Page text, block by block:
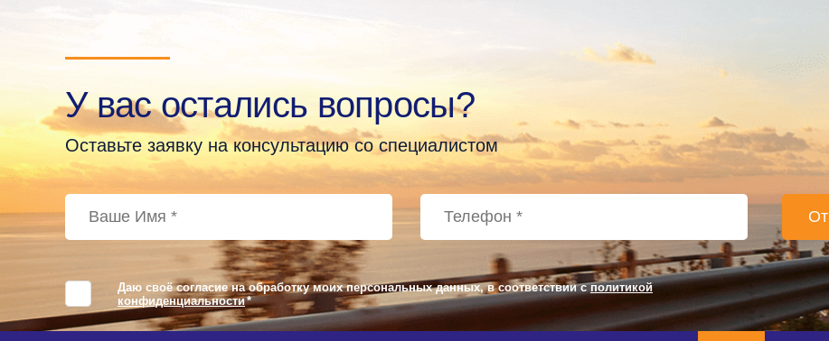
У вас остались вопросы?
Оставьте заявку на консультацию со специалистом
Даю своё согласие на обработку моих персональных данных, в соответствии сполитикой
конфиденциальности*